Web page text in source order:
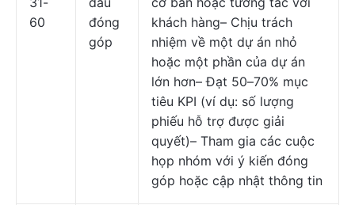
60
đóng
góp
khách hàng– Chịu trách
nhiệm về một dự án nhỏ
hoặc một phần của dự án
lớn hơn– Đạt 50–70% mục
tiêu KPI (ví dụ: số lượng
phiếu hỗ trợ được giải
quyết)– Tham gia các cuộc
họp nhóm với ý kiến đóng
góp hoặc cập nhật thông tin